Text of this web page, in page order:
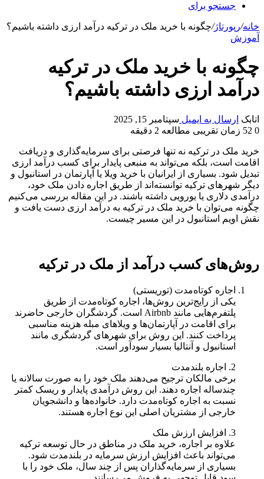
جستجو برای
خانه/رپورتاژ/چگونه با خرید ملک در ترکیه درآمد ارزی داشته باشیم؟
آموزش
چگونه با خرید ملک در ترکیه
درآمد ارزی داشته باشیم؟
اتابک ارسال به ایمیل سپتامبر 15, 2025
0
زمان تقریبی مطالعه 2 دقیقه
خرید ملک در ترکیه نه تنها فرصتی برای سرمایه‌گذاری و دریافت
اقامت است، بلکه می‌تواند به منبعی پایدار برای کسب درآمد ارزی
تبدیل شود. بسیاری از ایرانیان با خرید ویلا یا آپارتمان در استانبول و
دیگر شهرهای ترکیه توانسته‌اند از طریق اجاره دادن ملک خود،
درآمدی دلاری یا یورویی داشته باشند. در این مقاله بررسی می‌کنیم
چگونه می‌توان با خرید ملک در ترکیه به درآمد ارزی دست یافت و
نقش اویم استانبول در این مسیر چیست.
روش‌های کسب درآمد از ملک در ترکیه
اجاره کوتاه‌مدت (توریستی)
یکی از رایج‌ترین روش‌ها، اجاره کوتاه‌مدت از طریق
پلتفرم‌هایی مانند Airbnb است. گردشگران خارجی حاضرند
برای اقامت در آپارتمان‌ها و ویلاهای مبله هزینه مناسبی
پرداخت کنند. این روش برای شهرهای گردشگری مانند
استانبول و آنتالیا بسیار سودآور است.
2. اجاره بلندمدت
برخی مالکان ترجیح می‌دهند ملک خود را به صورت سالانه یا
چندساله اجاره دهند. این روش درآمدی پایدار و ریسک کمتر
نسبت به اجاره کوتاه‌مدت دارد. خانواده‌ها و دانشجویان
خارجی از مشتریان اصلی این نوع اجاره هستند.
3. افزایش ارزش ملک
علاوه بر اجاره، خرید ملک در مناطق در حال توسعه ترکیه
می‌تواند باعث افزایش ارزش سرمایه در بلندمدت شود.
بسیاری از سرمایه‌گذاران پس از چند سال، ملک خود را با